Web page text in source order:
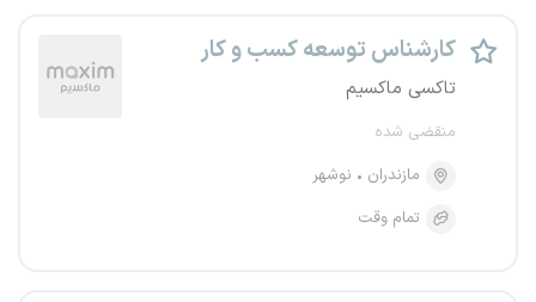
کارشناس توسعه کسب و کار
تاکسی ماکسیم
منقضی شده
مازندران
نوشهر
تمام وقت